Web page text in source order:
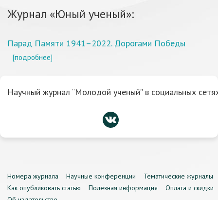
Журнал «Юный ученый»:
Парад Памяти 1941–2022. Дорогами Победы
[подробнее]
Научный журнал “Молодой ученый” в социальных
Номера журнала Научные конференции
Тематические журналы
Как опубликовать статью
Полезная информация
Оплата и скидки